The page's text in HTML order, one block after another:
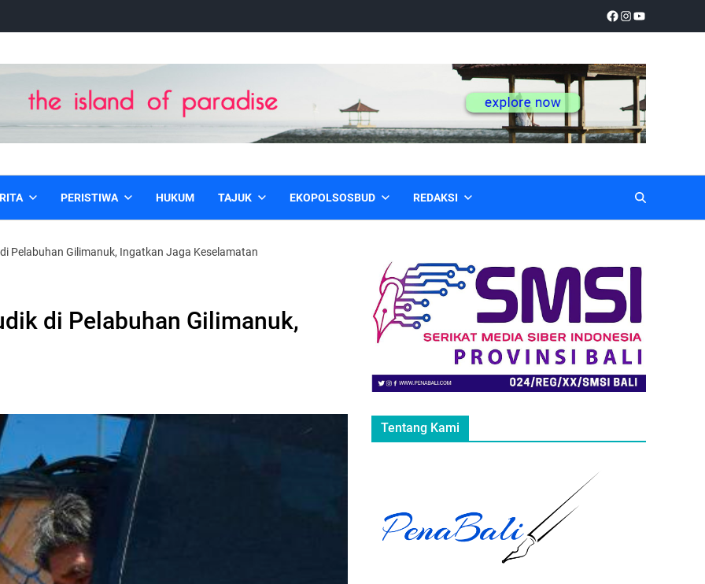
PERISTIWA HUKUM TAJUK EKOPOLSOSBUD REDAKSI
Pelabuhan Gilimanuk, Ingatkan Jaga Keselamatan
di Pelabuhan Gilimanuk,
Tentang Kami